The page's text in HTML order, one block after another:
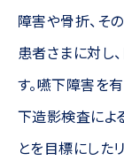
障害や骨折、そ
患者さまに対し
す。嚥下障害を
下造影検査によ
とを目標にした